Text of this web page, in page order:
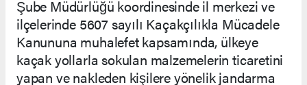
Şube Müdürlüğü koordinesinde il merkezi ve
ilçelerinde 5607 sayılı Kaçakçılıkla Mücadele
Kanununa muhalefet kapsamında, ülkeye
kaçak yollarla sokulan malzemelerin ticaretini
yapan ve nakleden kişilere yönelik jandarma